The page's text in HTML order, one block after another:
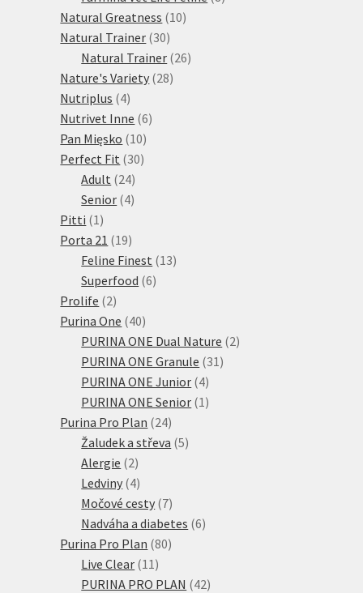
Natural Greatness 1010
Natural Trainer 3030
produktů
Natural Trainer 2626
Nature's Variety 2828
Nutriplus 44
produkty
Nutrivet Inne 66
Pan Mięsko 1010
produktů
Perfect Fit 3030
Adult 2424
produktů
Senior 44
Pitti 1 1
produkt
Porta 21 1919
produktů
Feline Finest 1313
Superfood 66
Prolife 22
produkty
Purina One 4040
produktů
PURINA ONE Dual Nature 22
PURINA ONE Granule 31 31
PURINA ONE Junior 44
produkty
PURINA ONE Senior 1 1
Purina Pro Plan 2424
produktů
Žaludek a střeva 55
Alergie 22
produkty
Ledviny 44
produkty
Močové cesty 77
produktů
Nadváha a diabetes 66
Purina Pro Plan 8080
Live Clear 11 11
produktů
PURINA PRO PLAN 4242